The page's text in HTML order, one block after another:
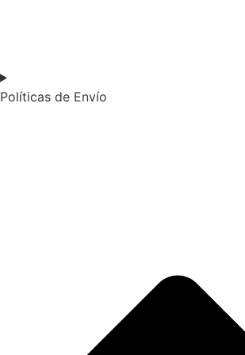
Políticas de Envío